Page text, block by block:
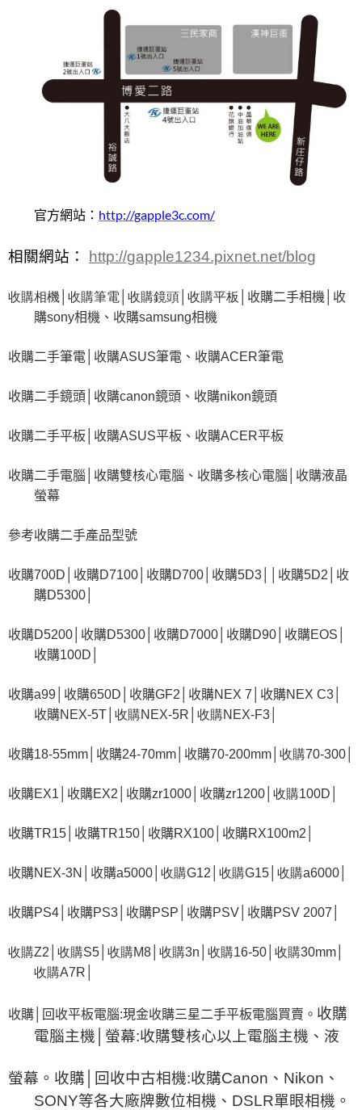
官方網站： http://gapple3c.com/
相關網站： http://gapple1234.pixnet.net/blog
收購相機 │收購筆電 │收購鏡頭 │收購平板 收購二手相機
收
購sony相機、收購samsung相機
收購二手筆電 收購ASUS筆電、收購ACER筆電
收購二手鏡頭 收購canon鏡頭、收購nikon鏡頭
收購二手平板 收購ASUS平板、收購ACER平板
收購二手電腦 收購雙核心電腦、收購多核心電腦
收購液晶
螢幕
參考收購二手產品型號
收購700D│ 收購D7100│ 收購D700│ 收購5D3││ 收購5D2│ 收
購D5300│
收購D5200│ 收購D5300│ 收購D7000│ 收購D90│ 收購EOS│
收購100D│
收購a99│ 收購650D│ 收購GF2│ 收購NEX 7│ 收購NEX C3│
收購NEX-5T│收購NEX-5R│收購NEX-F3│
收購18-55mm│ 收購24-70mm│ 收購70-200mm│收購70-300│
收購EX1│ 收購EX2│ 收購zr1000│ 收購zr1200│收購100D│
收購TR15│ 收購TR150│ 收購RX100│ 收購RX100m2│
收購NEX-3N│ 收購a5000│收購G12│收購G15│收購a6000│
收購PS4│ 收購PS3│ 收購PSP│ 收購PSV│ 收購PSV 2007│
收購Z2│收購S5│收購M8│收購3n│收購16-50│收購30mm│
收購A7R│
收購 回收平板電腦:現金收購三星二手平板電腦買賣。 收購
電腦主機
螢幕:收購雙核心以上電腦主機、液
螢幕。 收購 回收中古相機:收購Canon 、 Nikon 、
SONY等各大廠牌數位相機、 DSLR單眼相機。